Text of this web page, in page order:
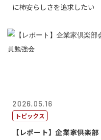
に柿安らしさを追求したい
2026.05.16
トピックス
【レポート】企業家倶楽部